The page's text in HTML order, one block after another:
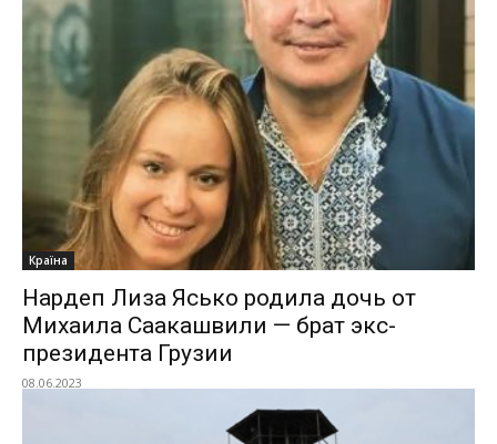
Країна
Нардеп Лиза Ясько родила дочь от
Михаила Саакашвили — брат экс-
президента Грузии
08.06.2023